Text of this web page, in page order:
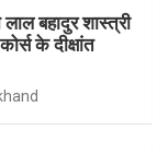
बहादुर शास्त्री
के दीक्षांत